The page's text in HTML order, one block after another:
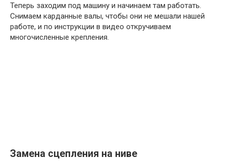
Теперь заходим под машину и начинаем там работать.
Снимаем карданные валы, чтобы они не мешали нашей
работе, и по инструкции в видео откручиваем
многочисленные крепления.
Замена сцепления на ниве